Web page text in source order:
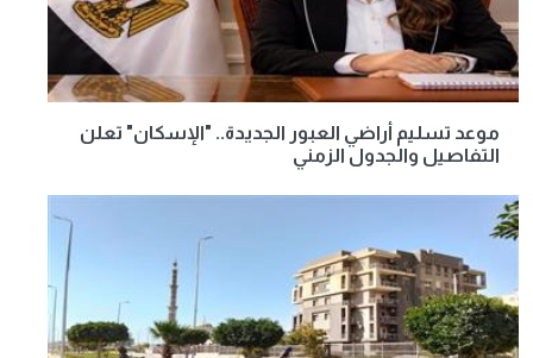
موعد تسليم أراضي العبور الجديدة.. "الإسكان" تعلن
التفاصيل والجدول الزمني